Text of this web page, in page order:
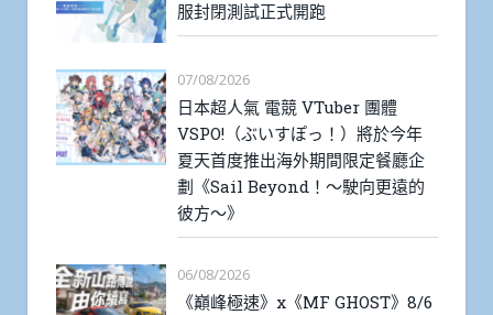
服封閉測試正式開跑
07/08/2026
日本超人氣 電競 VTuber 團體
VSPO!（ぶいすぽっ！）將於今年
夏天首度推出海外期間限定餐廳企
劃《Sail Beyond！～駛向更遠的
彼方～》
06/08/2026
《巔峰極速》x《MF GHOST》8/6